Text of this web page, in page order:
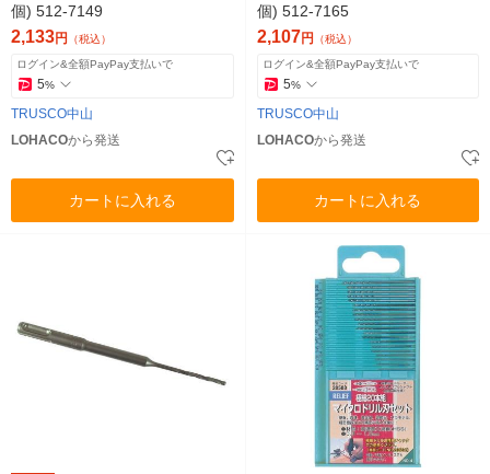
個) 512-7149
2,133円 （税込）
ログイン&全額PayPay支払いで
5%
TRUSCO中山
LOHACOから発送
カートに入れる
個) 512-7165
2,107円 （税込）
ログイン&全額PayPay支払いで
5%
TRUSCO中山
LOHACOから発送
カートに入れる